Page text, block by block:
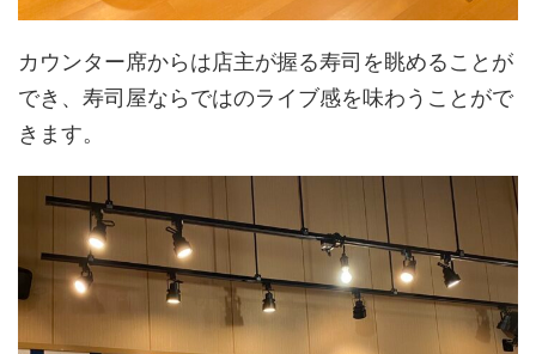
カウンター席からは店主が握る寿司を眺めることが
でき、寿司屋ならではのライブ感を味わうことがで
きます。